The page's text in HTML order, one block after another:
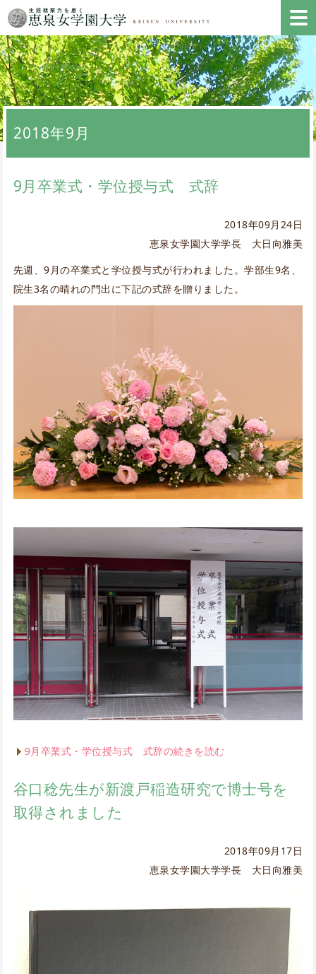
2018年9月
9月卒業式・学位授与式 式辞
2018年09月24日
恵泉女学園大学学長 大日向雅美
先週、9月の卒業式と学位授与式が行われました。学部生9名、
院生3名の晴れの門出に下記の式辞を贈りました。
9月卒業式・学位授与式 式辞の続きを読む
谷口稔先生が新渡戸稲造研究で博士号を
取得されました
2018年09月17日
恵泉女学園大学学長 大日向雅美